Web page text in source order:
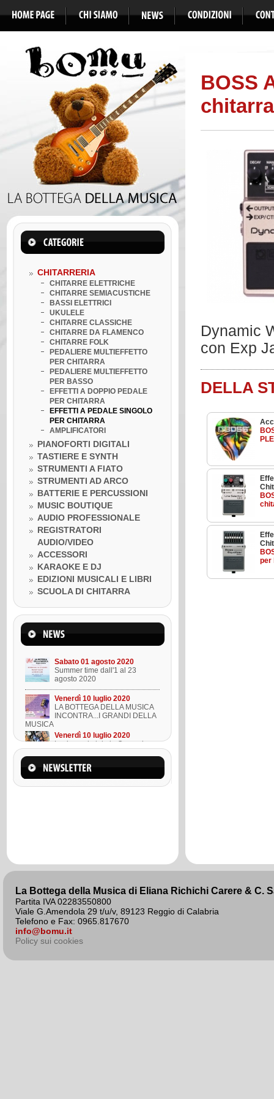
CHITARRERIA
CHITARRE ELETTRICHE
CHITARRE SEMIACUSTICHE
BASSI ELETTRICI
UKULELE
CHITARRE CLASSICHE
CHITARRE DA FLAMENCO
CHITARRE FOLK
PEDALIERE MULTIEFFETTO
PER CHITARRA
PEDALIERE MULTIEFFETTO
PER BASSO
EFFETTI A DOPPIO PEDALE
PER CHITARRA
EFFETTI A PEDALE SINGOLO
PER CHITARRA
AMPLIFICATORI
PIANOFORTI DIGITALI
TASTIERE E SYNTH
STRUMENTI A FIATO
STRUMENTI AD ARCO
BATTERIE E PERCUSSIONI
MUSIC BOUTIQUE
AUDIO PROFESSIONALE
REGISTRATORI
AUDIO/VIDEO
ACCESSORI
KARAOKE E DJ
EDIZIONI MUSICALI E LIBRI
SCUOLA DI CHITARRA
Venerdì 10 luglio 2020
LA BOTTEGA DELLA MUSICA
INCONTRA...I GRANDI DELLA
MUSICA
Venerdì 10 luglio 2020
Lezione ukulele in Omaggio
Mercoledì 22 marzo 2023
Suono l'ukulele in 8 lezioni
Sabato 01 agosto 2020
Summer time dall'1 al 23
agosto 2020
Venerdì 10 luglio 2020
LA BOTTEGA DELLA MUSICA
INCONTRA...I GRANDI DELLA
MUSICA
Venerdì 10 luglio 2020
Lezione ukulele in Omaggio
Mercoledì 22 marzo 2023
Suono l'ukulele in 8 lezioni
BOSS
chitarra
Dynamic
con Exp
DELLA
per
La Bottega della Musica di Eliana Richichi Carere & C.
Partita IVA 02283550800
Viale G.Amendola 29 t/u/v, 89123 Reggio di Calabria
Telefono e Fax: 0965.817670
info@bomu.it
Policy sui cookies